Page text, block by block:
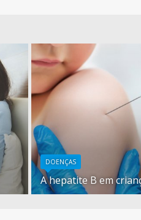
DOENÇAS
A hepatite B em